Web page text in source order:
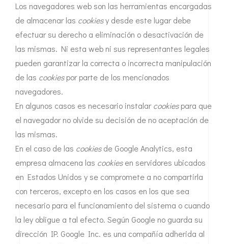
Los navegadores web son las herramientas encargadas
de almacenar las cookiesy desde este lugar debe
efectuar su derecho a eliminación o desactivación de
las mismas. Ni esta web ni sus representantes legales
pueden garantizar la correcta o incorrecta manipulación
de las cookiespor parte de los mencionados
navegadores.
En algunos casos es necesario instalarcookiespara que
el navegador no olvide su decisión de no aceptación de
las mismas.
En el caso de las cookiesde Google Analytics, esta
empresa almacena las cookiesen servidores ubicados
en Estados Unidos y se compromete a no compartirla
con terceros, excepto en los casos en los que sea
necesario para el funcionamiento del sistema o cuando
la ley obligue a tal efecto. Según Google no guarda su
dirección IP. Google Inc. es una compañía adherida al